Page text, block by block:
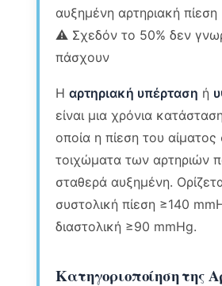
αυξημένη αρτηριακή πίεση
⚠️ Σχεδόν το 50% δεν
πάσχουν
Ηαρτηριακή υπέρταση ή
είναι μια χρόνια
οποία η πίεση του αίματος
τοιχώματα των αρτηριών
σταθερά αυξημένη.
συστολική πίεση ≥140
διαστολική ≥90 mmHg.
Κατηγοριοποίηση της